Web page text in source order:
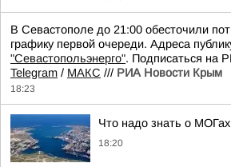
В Севастополе до 21:00 обесточили
графику первой очереди. Адреса
"Севастопольэнерго". Подписаться на
Telegram / МАКС /// РИА Новости Крым
18:23
Что надо знать о
18:20